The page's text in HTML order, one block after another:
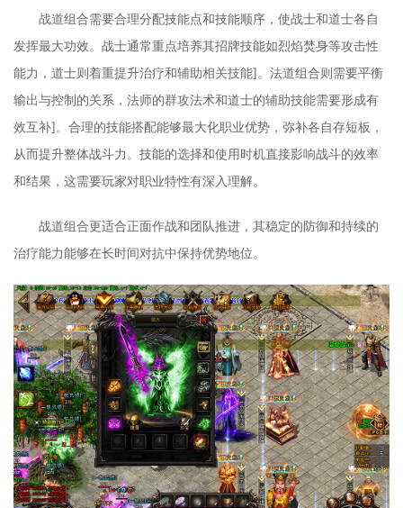
战道组合需要合理分配技能点和技能顺序，使战士和道士各自
发挥最大功效。战士通常重点培养其招牌技能如烈焰焚身等攻击性
能力，道士则着重提升治疗和辅助相关技能]。法道组合则需要平衡
输出与控制的关系，法师的群攻法术和道士的辅助技能需要形成有
效互补]。合理的技能搭配能够最大化职业优势，弥补各自存短板，
从而提升整体战斗力。技能的选择和使用时机直接影响战斗的效率
和结果，这需要玩家对职业特性有深入理解。
战道组合更适合正面作战和团队推进，其稳定的防御和持续的
治疗能力能够在长时间对抗中保持优势地位。